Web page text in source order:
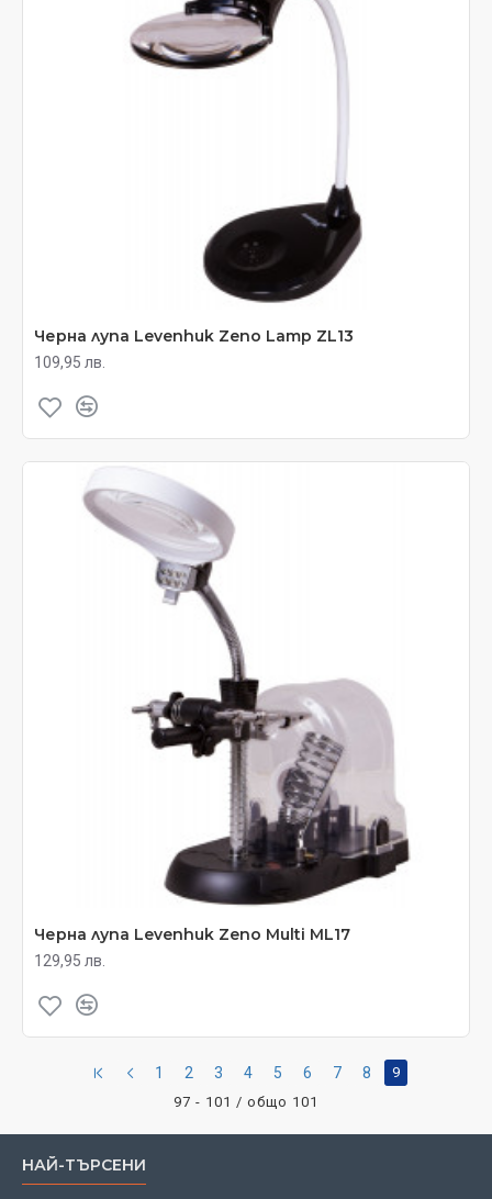
Черна лупа Levenhuk Zeno Lamp ZL13
109,95 лв.
Черна лупа Levenhuk Zeno Multi ML17
129,95 лв.
1 2 3 4 5 6 7 8
9
97 - 101 / общо 101
НАЙ-ТЪРСЕНИ